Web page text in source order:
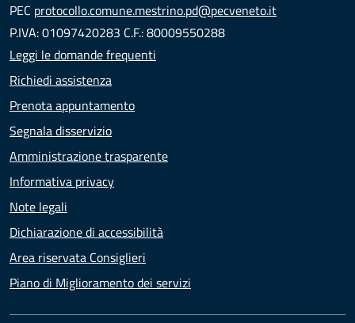
PEC protocollo.comune.mestrino.pd@pecveneto.it
P.IVA: 01097420283 C.F.: 80009550288
Leggi le domande frequenti
Richiedi assistenza
Prenota appuntamento
Segnala disservizio
Amministrazione trasparente
Informativa privacy
Note legali
Dichiarazione di accessibilità
Area riservata Consiglieri
Piano di Miglioramento dei servizi